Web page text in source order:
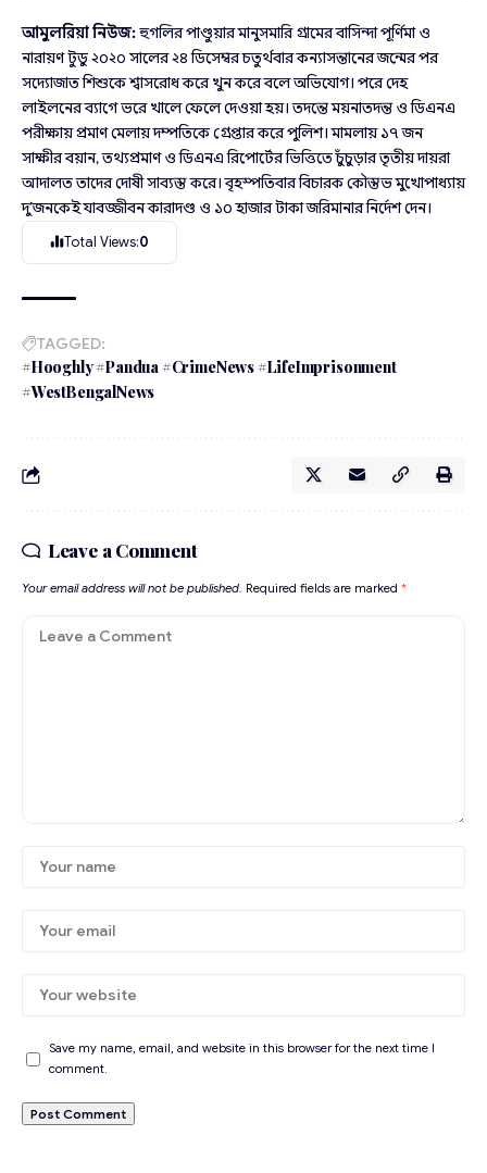
আমুলরিয়া নিউজ:হুগলির পাণ্ডুয়ার মানুসমারি গ্রামের বাসিন্দা পূর্ণিমা ও
নারায়ণ টুডু ২০২০ সালের ২৪ ডিসেম্বর চতুর্থবার কন্যাসন্তানের জন্মের পর
সদ্যোজাত শিশুকে শ্বাসরোধ করে খুন করে বলে অভিযোগ। পরে দেহ
লাইলনের ব্যাগে ভরে খালে ফেলে দেওয়া হয়। তদন্তে ময়নাতদন্ত ও ডিএনএ
পরীক্ষায় প্রমাণ মেলায় দম্পতিকে গ্রেপ্তার করে পুলিশ। মামলায় ১৭ জন
সাক্ষীর বয়ান, তথ্যপ্রমাণ ও ডিএনএ রিপোর্টের ভিত্তিতে চুঁচুড়ার তৃতীয় দায়রা
আদালত তাদের দোষী সাব্যস্ত করে। বৃহস্পতিবার বিচারক কৌস্তভ মুখোপাধ্যায়
দু’জনকেই যাবজ্জীবন কারাদণ্ড ও ১০ হাজার টাকা জরিমানার নির্দেশ দেন।
Total Views:0
TAGGED:
#Hooghly #Pandua #CrimeNews #LifeImprisonment
#WestBengalNews
Leave a Comment
Your email address will not be published. Required fields are marked *
Save my name, email, and website in this browser for the next time I
comment.